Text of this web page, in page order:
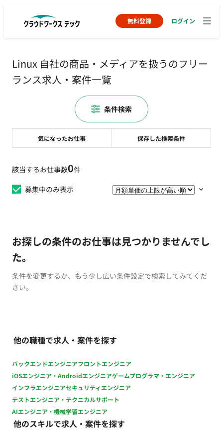
無料登録 ログイン
Linux 自社の商品・メディアを扱うのフリー
ランス求人・案件一覧
該当するお仕事数0件
募集中のみ表示
お探しの条件のお仕事は見つかりませんでし
た。
条件を変更するか、もう少し広い条件設定で検索してみてくだ
さい。
他の職種で求人・案件を探す
バックエンドエンジニアフロントエンジニア
iOSエンジニア・Androidエンジニアゲームプログラマ・エンジニア
インフラエンジニアセキュリティエンジニア
テストエンジニア・テクニカルサポート
AIエンジニア・機械学習エンジニア
他のスキルで求人・案件を探す
気になったお仕事 保存した検索条件
条件検索